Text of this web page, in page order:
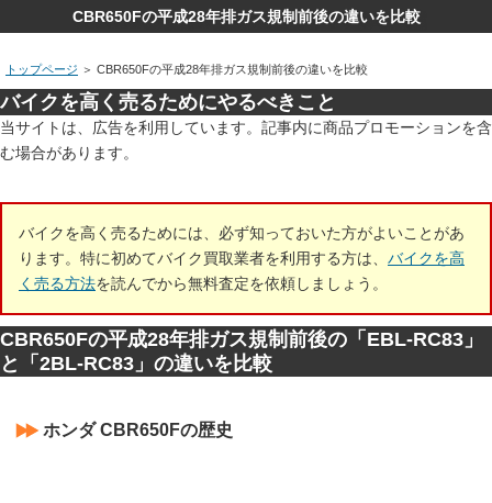
CBR650Fの平成28年排ガス規制前後の違いを比較
トップページ ＞ CBR650Fの平成28年排ガス規制前後の違いを比較
バイクを高く売るためにやるべきこと
当サイトは、広告を利用しています。記事内に商品プロモーションを含
む場合があります。
バイクを高く売るためには、必ず知っておいた方がよいことがあ
ります。特に初めてバイク買取業者を利用する方は、 バイクを高
く売る方法を読んでから無料査定を依頼しましょう。
CBR650Fの平成28年排ガス規制前後の「EBL-RC83」
と「2BL-RC83」の違いを比較
ホンダ CBR650Fの歴史